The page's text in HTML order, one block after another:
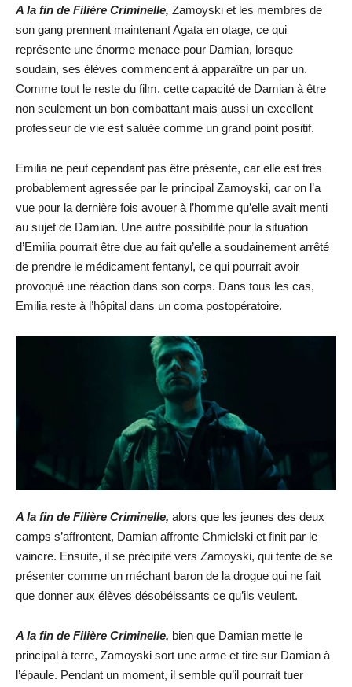
A la fin de Filière Criminelle, Zamoyski et les membres de
son gang prennent maintenant Agata en otage, ce qui
représente une énorme menace pour Damian, lorsque
soudain, ses élèves commencent à apparaître un par un.
Comme tout le reste du film, cette capacité de Damian à être
non seulement un bon combattant mais aussi un excellent
professeur de vie est saluée comme un grand point positif.
Emilia ne peut cependant pas être présente, car elle est très
probablement agressée par le principal Zamoyski, car on l’a
vue pour la dernière fois avouer à l’homme qu’elle avait menti
au sujet de Damian. Une autre possibilité pour la situation
d’Emilia pourrait être due au fait qu’elle a soudainement arrêté
de prendre le médicament fentanyl, ce qui pourrait avoir
provoqué une réaction dans son corps. Dans tous les cas,
Emilia reste à l’hôpital dans un coma postopératoire.
A la fin de Filière Criminelle, alors que les jeunes des deux
camps s’affrontent, Damian affronte Chmielski et finit par le
vaincre. Ensuite, il se précipite vers Zamoyski, qui tente de se
présenter comme un méchant baron de la drogue qui ne fait
que donner aux élèves désobéissants ce qu’ils veulent.
A la fin de Filière Criminelle, bien que Damian mette le
principal à terre, Zamoyski sort une arme et tire sur Damian à
l’épaule. Pendant un moment, il semble qu’il pourrait tuer